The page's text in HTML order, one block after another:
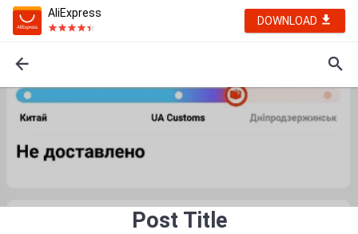
AliExpress
DOWNLOAD
Post Title